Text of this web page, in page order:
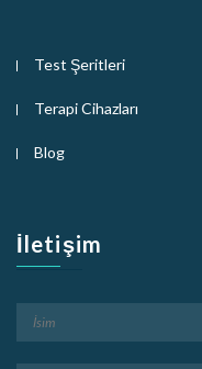
Test Şeritleri
Terapi Cihazları
Blog
İletişim